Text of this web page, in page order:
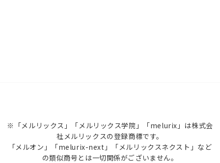
※「メルリックス」「メルリックス学院」「melurix」は株式会
社メルリックスの登録商標です。
「メルオン」「melurix-next」「メルリックスネクスト」など
の類似商号とは一切関係がございません。